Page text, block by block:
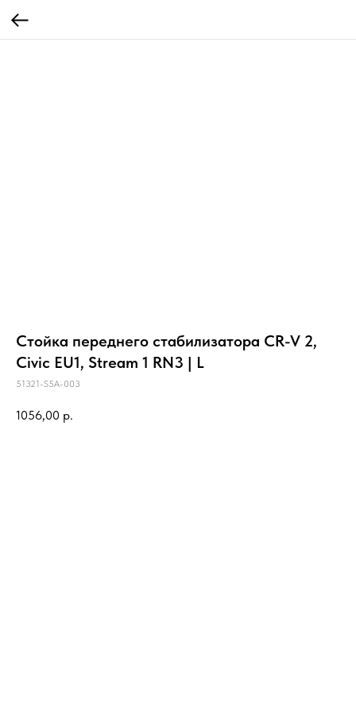
Стойка переднего стабилизатора CR-V 2,
Civic EU1, Stream 1 RN3 | L
51321-S5A-003
1056,00 р.